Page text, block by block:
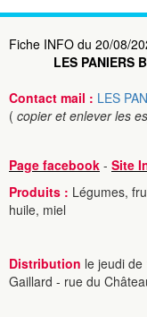
Fiche INFO du 20/08/
LES PANIERS
Contact mail : LES
( copier et enlever les
Page facebook - Site
Produits : Légumes,
huile, miel
Distribution le jeudi
Gaillard - rue du